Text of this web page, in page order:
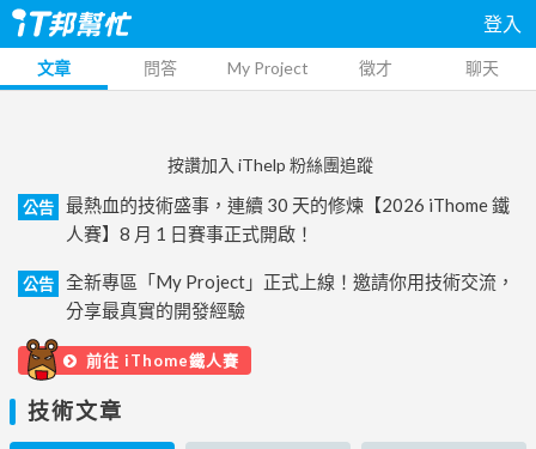
登入
文章 問答 My Project 徵才 聊天
按讚加入 iThelp 粉絲團追蹤
公告
最熱血的技術盛事，連續 30 天的修煉【2026 iThome 鐵
人賽】8 月 1 日賽事正式開啟！
公告
全新專區「My Project」正式上線！邀請你用技術交流，
分享最真實的開發經驗
前往 iThome鐵人賽
技術文章